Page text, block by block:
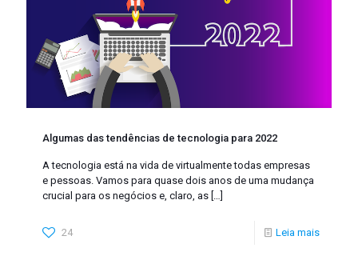
Algumas das tendências de tecnologia para 2022
A tecnologia está na vida de virtualmente todas empresas
e pessoas. Vamos para quase dois anos de uma mudança
crucial para os negócios e, claro, as
24 Leia mais